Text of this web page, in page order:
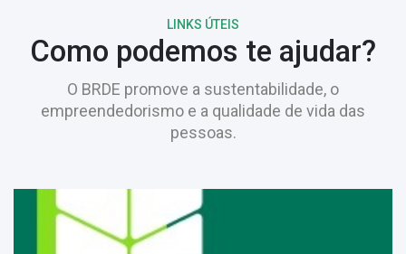
LINKS ÚTEIS
Como podemos te ajudar?
O BRDE promove a sustentabilidade, o
empreendedorismo e a qualidade de vida das
pessoas.